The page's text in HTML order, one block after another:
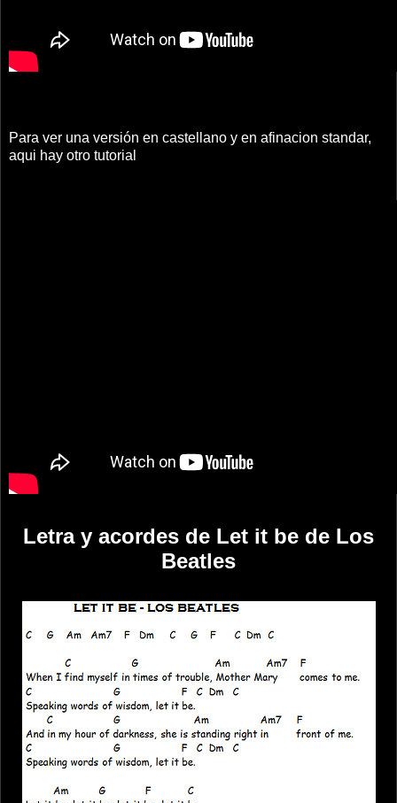
Para ver una versión en castellano y en afinacion standar,
aqui hay otro tutorial
Letra y acordes de Let it be de Los
Beatles